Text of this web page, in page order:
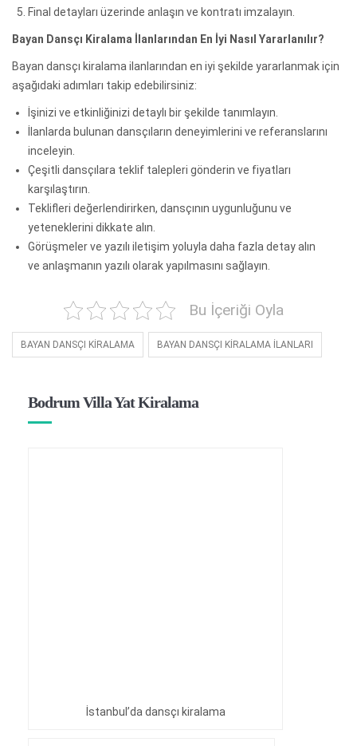
Final detayları üzerinde anlaşın ve kontratı imzalayın.
Bayan Dansçı Kiralama İlanlarından En İyi Nasıl Yararlanılır?
Bayan dansçı kiralama ilanlarından en iyi şekilde yararlanmak için
aşağıdaki adımları takip edebilirsiniz:
İşinizi ve etkinliğinizi detaylı bir şekilde tanımlayın.
İlanlarda bulunan dansçıların deneyimlerini ve referanslarını
inceleyin.
Çeşitli dansçılara teklif talepleri gönderin ve fiyatları
karşılaştırın.
Teklifleri değerlendirirken, dansçının uygunluğunu ve
yeteneklerini dikkate alın.
Görüşmeler ve yazılı iletişim yoluyla daha fazla detay alın
ve anlaşmanın yazılı olarak yapılmasını sağlayın.
Bu İçeriği Oyla
BAYAN DANSÇI KİRALAMA BAYAN DANSÇI KİRALAMA İLANLARI
Bodrum Villa Yat Kiralama
İstanbul’da dansçı kiralama